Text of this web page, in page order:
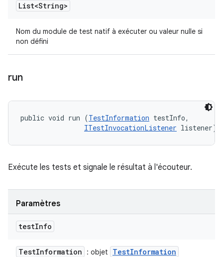
List<String>
Nom du module de test natif à exécuter ou valeur nulle si
non défini
run
public void run (TestInformation testInfo,
ITestInvocationListener listener)
Exécute les tests et signale le résultat à l'écouteur.
Paramètres
testInfo
TestInformation : objet TestInformation